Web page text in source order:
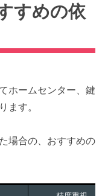
すめの依
ホームセンター、鍵
ます。
場合の、おすすめの